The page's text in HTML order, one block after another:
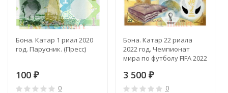
Бона. Катар 1 риал 2020
год. Парусник. (Пресс)
100 ₽
0
Бона. Катар 22 риала
2022 год. Чемпионат
мира по футболу FIFA 2022
3 500 ₽
0